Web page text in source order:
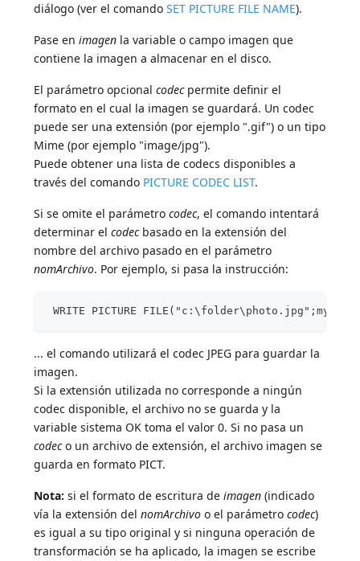
diálogo (ver el comandoSET PICTURE FILE NAME).
Pase enimagen la variable o campo imagen que
contiene la imagen a almacenar en el disco.
El parámetro opcionalcodecpermite definir el
formato en el cual la imagen se guardará. Un codec
puede ser una extensión (por ejemplo ".gif") o un tipo
Mime (por ejemplo "image/jpg").
Puede obtener una lista de codecs disponibles a
través del comando PICTURE CODEC LIST.
Si se omite el parámetrocodec, el comando intentará
determinar elcodecbasado en la extensión del
nombre del archivo pasado en el parámetro
nomArchivo. Por ejemplo, si pasa la instrucción:
WRITE PICTURE
... el comando utilizará el codec JPEG para guardar la
imagen.
Si la extensión utilizada no corresponde a ningún
codec disponible, el archivo no se guarda y la
variable sistema OK toma el valor 0. Si no pasa un
codeco un archivo de extensión, el archivo imagen se
guarda en formato PICT.
Nota: si el formato de escritura deimagen (indicado
vía la extensión delnomArchivo o el parámetrocodec)
es igual a su tipo original y si ninguna operación de
transformación se ha aplicado, la imagen se escribe